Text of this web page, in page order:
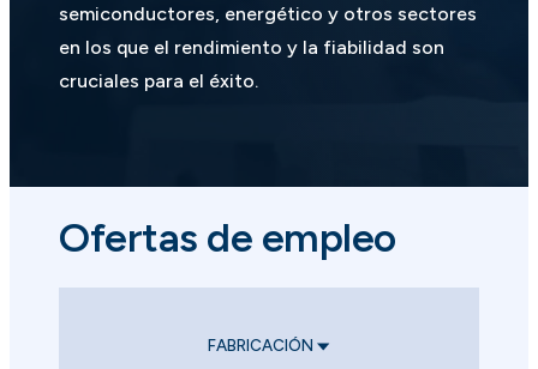
semiconductores, energético y otros sectores
en los que el rendimiento y la fiabilidad son
cruciales para el éxito.
Ofertas de empleo
FABRICACIÓN